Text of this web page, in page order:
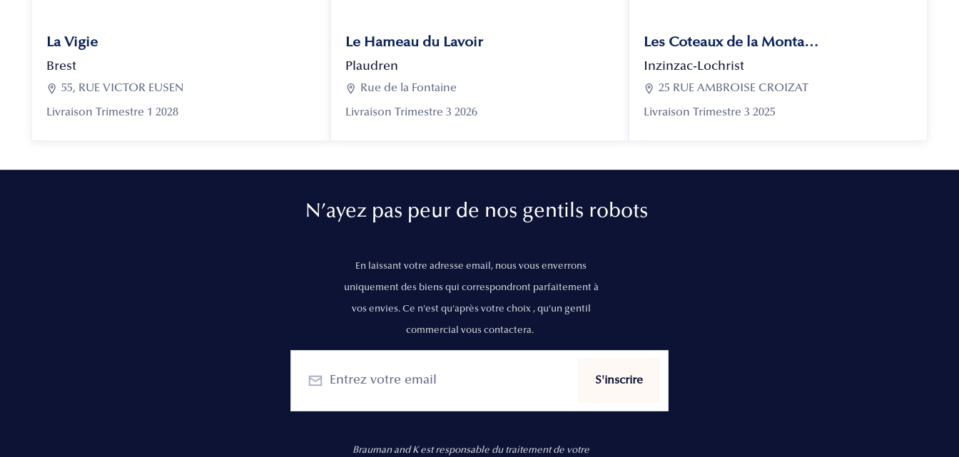
La Vigie
Brest
 55, RUE VICTOR EUSEN
Livraison Trimestre 1 2028
Le Hameau du Lavoir
Plaudren
 Rue de la Fontaine
Livraison Trimestre 3 2026
Les Coteaux de la Montagne
Inzinzac-Lochrist
 25 RUE AMBROISE CROIZAT
Livraison Trimestre 3 2025
N’ayez pas peur de nos gentils robots
En laissant votre adresse email, nous vous enverrons
uniquement des biens qui correspondront parfaitement à
vos envies. Ce n'est qu'après votre choix , qu'un gentil
commercial vous contactera.
Brauman and K est responsable du traitement de votre